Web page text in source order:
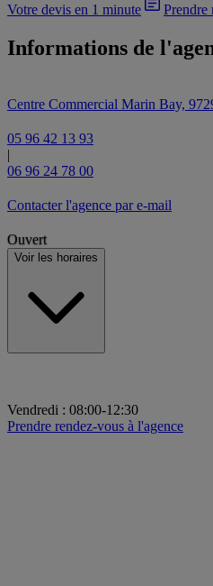
Votre devis en 1 minute Prendre
Informations de
Centre Commercial Marin Bay,
05 96 42 13 93
|
06 96 24 78 00
Contacter l'agence par e-mail
Ouvert
Voir les horaires
Vendredi : 08:00-12:30
Prendre rendez-vous à l'agence